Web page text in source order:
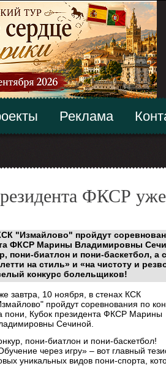
Реклама
ФКСР уже
"Измайлово" пройдут
ФКСР Марины Владимировны
пони-биатлон и пони-баскетбол, а
на стиль» и «на чистоту и
конкурс болельщиков!
завтра, 10 ноября, в стенах КСК
пройдут соревнования по
пони, Кубок президента ФКСР Марины
Сечиной.
пони-биатлон и пони-баскетбол!
через игру» – вот главный
уникальных видов пони-спорта,